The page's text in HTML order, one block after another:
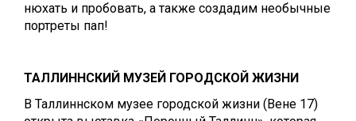
нюхать и пробовать, а также создадим необычные
портреты пап!
ТАЛЛИННСКИЙ МУЗЕЙ ГОРОДСКОЙ ЖИЗНИ
В Таллиннском музее городской жизни (Вене 17)